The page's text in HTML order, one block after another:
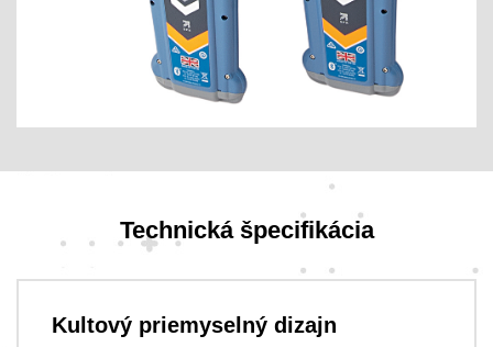
Technická špecifikácia
Kultový priemyselný dizajn